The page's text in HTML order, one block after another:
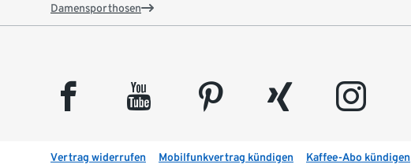
Damensporthosen
facebook youtube pinterest xing instagram
Vertrag widerrufen Mobilfunkvertrag kündigen Kaffee-Abo kündigen